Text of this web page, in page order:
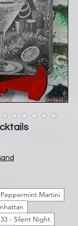
Martini
33 - Silent Night